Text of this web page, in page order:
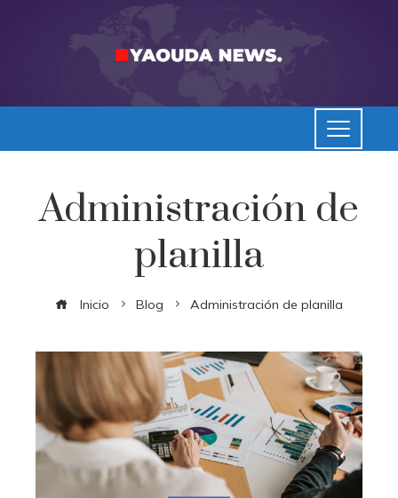
Administración de
planilla
Inicio Blog Administración de planilla